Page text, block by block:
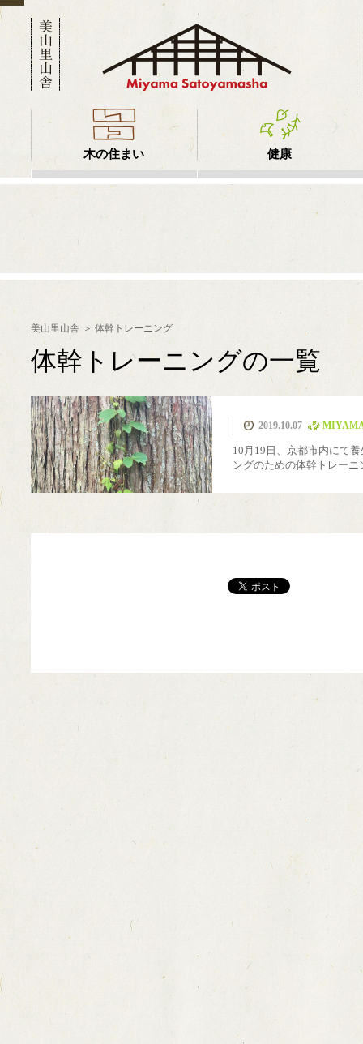
木の住まい 健康
伝統建築 モバイルハウス
MIYAMA森の湯治
場
カフェ美山里山舎 ピコ水力発電
極小規模木質資源
フル活用
簡易製材機 ウッド
マイザー
ウッドチッパー
薪ストーブ 薪ボイラー
美山里山舎 体幹トレーニング
体幹トレーニングの一覧
2019.10.07
10月19日、京都市内にて
ングのための体幹トレー